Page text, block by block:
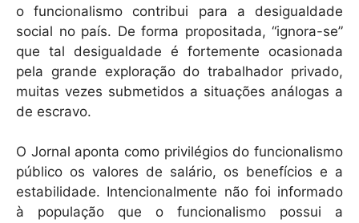
o funcionalismo contribui para a desigualdade
social no país. De forma propositada, “ignora-se”
que tal desigualdade é fortemente ocasionada
pela grande exploração do trabalhador privado,
muitas vezes submetidos a situações análogas a
de escravo.
O Jornal aponta como privilégios do funcionalismo
público os valores de salário, os benefícios e a
estabilidade. Intencionalmente não foi informado
à população que o funcionalismo possui a